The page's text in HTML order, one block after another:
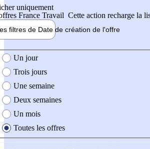
uniquement
France Travail Cette action recharge la
filtres de Date de création de l'offre
création de l'offre
Un jour
Trois jours
Une semaine
Deux semaines
Un mois
Toutes les offres